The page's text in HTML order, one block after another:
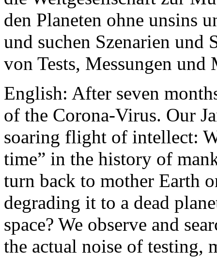
den Planeten ohne unsins
und suchen Szenarien und
von Tests, Messungen und
English: After seven
of the Corona-Virus. Our
soaring flight of intellect:
time” in the history of
turn back to mother Earth
degrading it to a dead
space? We observe and
the actual noise of testing,